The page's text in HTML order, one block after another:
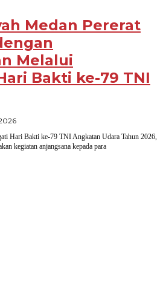
Medan Pererat
Melalui
Bakti ke-79 TNI
oleh
Harhara
Hari Bakti ke-79 TNI Angkatan Udara Tahun 2026,
kegiatan anjangsana kepada para